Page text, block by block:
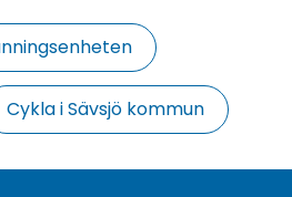
Cykla i Sävsjö kommun